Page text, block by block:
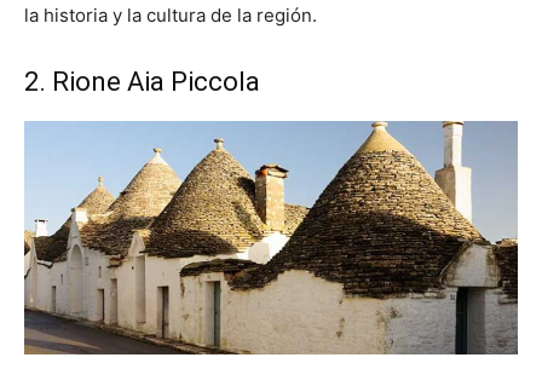
la historia y la cultura de la región.
2. Rione Aia Piccola